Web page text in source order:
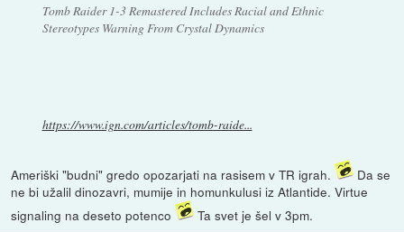
Tomb Raider 1-3 Remastered Includes Racial and Ethnic
Stereotypes Warning From Crystal Dynamics
https://www.ign.com/articles/tomb-raide...
Ameriški "budni" gredo opozarjati na rasisem v TR igrah.
Da se
ne bi užalil dinozavri, mumije in homunkulusi iz Atlantide. Virtue
signaling na deseto potenco
Ta svet je šel v 3pm.